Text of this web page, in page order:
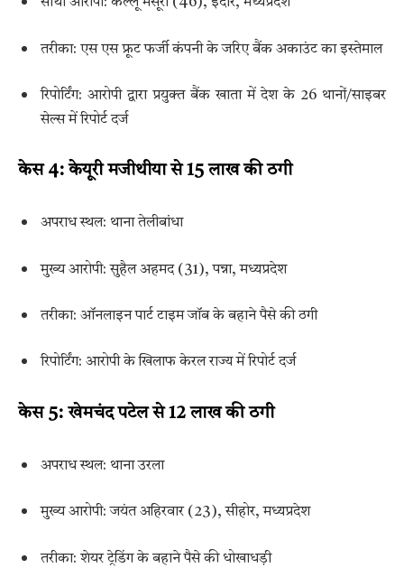
साथी आरोपी: कल्लू मंसूरी (46), इंदौर, मध्यप्रदेश
तरीका: एस एस फ्रूट फर्जी कंपनी के जरिए बैंक अकाउंट का इस्तेमाल
रिपोर्टिंग: आरोपी द्वारा प्रयुक्त बैंक खाता में देश के 26 थानों/साइबर
सेल्स में रिपोर्ट दर्ज
केस 4: केयूरी मजीथीया से 15 लाख की ठगी
अपराध स्थल: थाना तेलीबांधा
मुख्य आरोपी: सुहैल अहमद (31), पन्ना, मध्यप्रदेश
तरीका: ऑनलाइन पार्ट टाइम जॉब के बहाने पैसे की ठगी
रिपोर्टिंग: आरोपी के खिलाफ केरल राज्य में रिपोर्ट दर्ज
केस 5: खेमचंद पटेल से 12 लाख की ठगी
अपराध स्थल: थाना उरला
मुख्य आरोपी: जयंत अहिरवार (23), सीहोर, मध्यप्रदेश
तरीका: शेयर ट्रेडिंग के बहाने पैसे की धोखाधड़ी